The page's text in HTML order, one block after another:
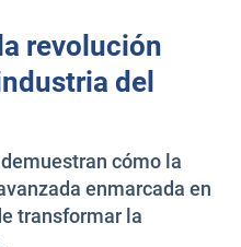
revolución
del
cómo la
enmarcada en
transformar la